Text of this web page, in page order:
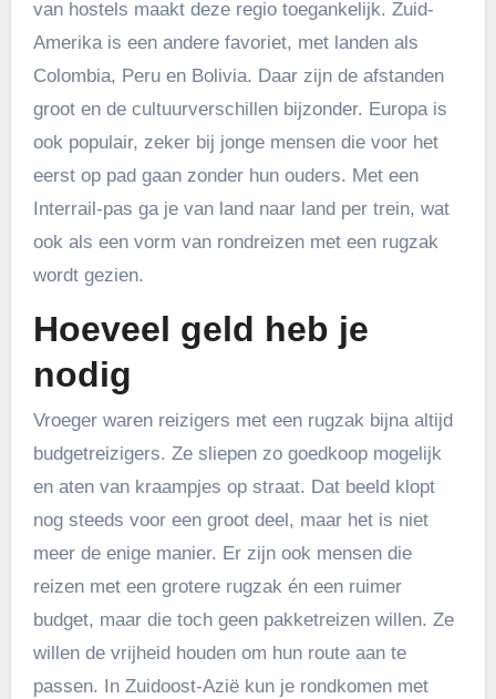
van hostels maakt deze regio toegankelijk. Zuid-
Amerika is een andere favoriet, met landen als
Colombia, Peru en Bolivia. Daar zijn de afstanden
groot en de cultuurverschillen bijzonder. Europa is
ook populair, zeker bij jonge mensen die voor het
eerst op pad gaan zonder hun ouders. Met een
Interrail-pas ga je van land naar land per trein, wat
ook als een vorm van rondreizen met een rugzak
wordt gezien.
Hoeveel geld heb je
nodig
Vroeger waren reizigers met een rugzak bijna altijd
budgetreizigers. Ze sliepen zo goedkoop mogelijk
en aten van kraampjes op straat. Dat beeld klopt
nog steeds voor een groot deel, maar het is niet
meer de enige manier. Er zijn ook mensen die
reizen met een grotere rugzak én een ruimer
budget, maar die toch geen pakketreizen willen. Ze
willen de vrijheid houden om hun route aan te
passen. In Zuidoost-Azië kun je rondkomen met